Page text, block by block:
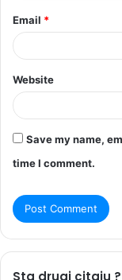
Email *
Website
Save my name,
time I comment.
Sta drugi citaju ?